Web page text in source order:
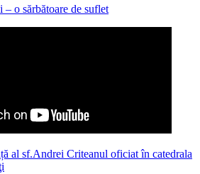
o sărbătoare de suflet
al sf.Andrei Criteanul oficiat în catedrala